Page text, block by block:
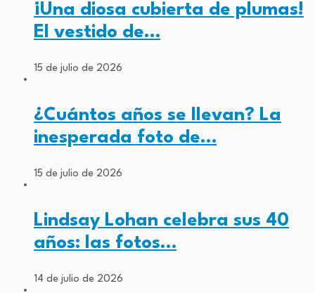
¡Una diosa cubierta de plumas!
El vestido de…
15 de julio de 2026
¿Cuántos años se llevan? La
inesperada foto de…
15 de julio de 2026
Lindsay Lohan celebra sus 40
años: las fotos…
14 de julio de 2026